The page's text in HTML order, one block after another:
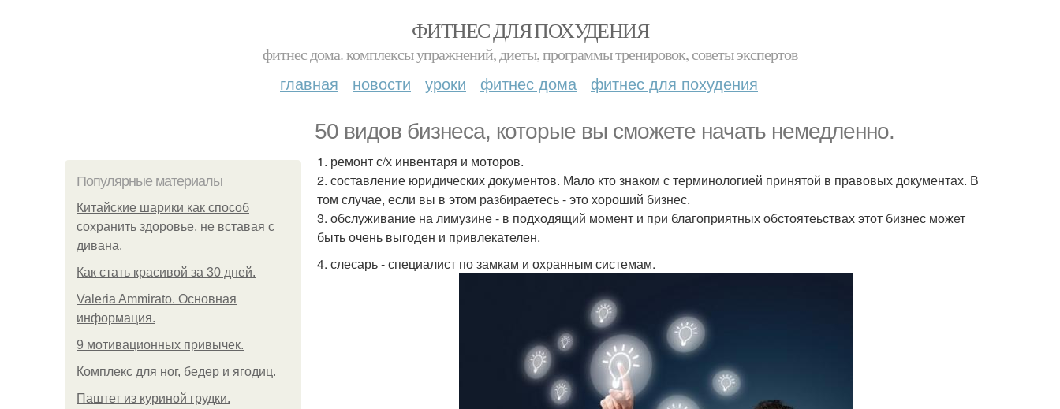
ФИТНЕС ДЛЯ ПОХУДЕНИЯ
фитнес дома. комплексы упражнений, диеты, программы тренировок, советы экспертов
главная новости уроки фитнес дома фитнес для похудения
50 видов бизнеса, которые вы сможете начать немедленно.
Популярные материалы
Китайские шарики как способ
сохранить здоровье, не вставая с
дивана.
Как стать красивой за 30 дней.
Valeria Ammirato. Основная
информация.
9 мотивационных привычек.
Комплекс для ног, бедер и ягодиц.
Паштет из куриной грудки.
1. ремонт с/х инвентаря и моторов.
2. составление юридических документов. Мало кто знаком с терминологией принятой в правовых документах. В
том случае, если вы в этом разбираетесь - это хороший бизнес.
3. обслуживание на лимузине - в подходящий момент и при благоприятных обстоятеьствах этот бизнес может
быть очень выгоден и привлекателен.
4. слесарь - специалист по замкам и охранным системам.